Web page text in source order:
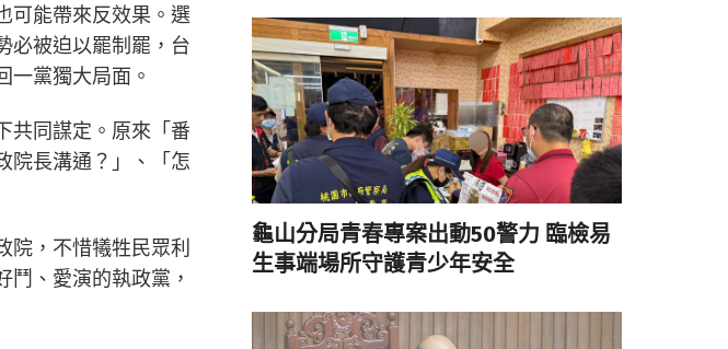
可能帶來反效果。選
必被迫以罷制罷，台
一黨獨大局面。
共同謀定。原來「番
院長溝通？」、「怎
，不惜犧牲民眾利
、愛演的執政黨，
龜山分局青春專案出動50警力 臨檢易
生事端場所守護青少年安全